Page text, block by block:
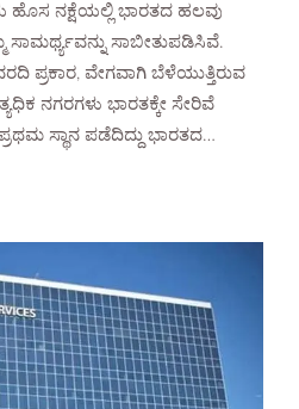
ಹೊಸ ನಕ್ಷೆಯಲ್ಲಿ ಭಾರತದ ಹಲವು
ಸಾಮರ್ಥ್ಯವನ್ನು ಸಾಬೀತುಪಡಿಸಿವೆ.
ಪ್ರಕಾರ, ವೇಗವಾಗಿ ಬೆಳೆಯುತ್ತಿರುವ
ನಗರಗಳು ಭಾರತಕ್ಕೇ ಸೇರಿವೆ
ಪ್ರಥಮ ಸ್ಥಾನ ಪಡೆದಿದ್ದು ಭಾರತದ…